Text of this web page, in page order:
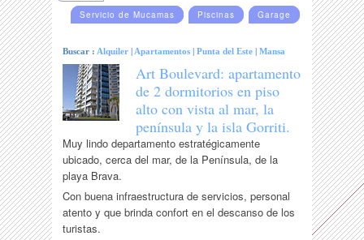
Servicio de Mucamas
Piscinas Garage
Buscar : Alquiler | Apartamentos |Punta del Este |Mansa
Art Boulevard: apartamento
de 2 dormitorios en piso
alto con vista al mar, la
península y la isla Gorriti.
Muy lindo departamento estratégicamente
ubicado, cerca del mar, de la Península, de la
playa Brava.
Con buena infraestructura de servicios, personal
atento y que brinda confort en el descanso de los
turistas.